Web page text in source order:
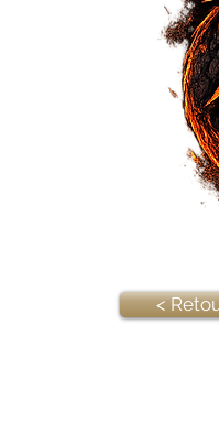
<